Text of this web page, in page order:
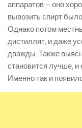
аппаратов – оно
вывозить спирт
Однако потом
дистиллят, и даже
дважды. Также
становится лучше,
Именно так и